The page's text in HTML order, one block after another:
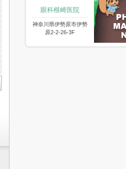
眼科根崎医院
神奈川県伊勢原市伊勢
原2-2-26-3F